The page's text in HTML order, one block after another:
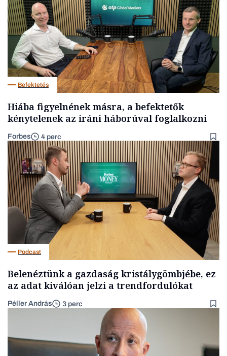
Befektetés
Hiába figyelnének másra, a befektetők
kénytelenek az iráni háborúval foglalkozni
Forbes 4 perc
Podcast
Belenéztünk a gazdaság kristálygömbjébe, ez
az adat kiválóan jelzi a trendfordulókat
Péller András 3 perc